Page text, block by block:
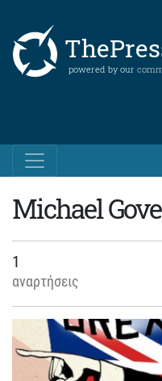
powered by our
Michael Gove
1
αναρτήσεις